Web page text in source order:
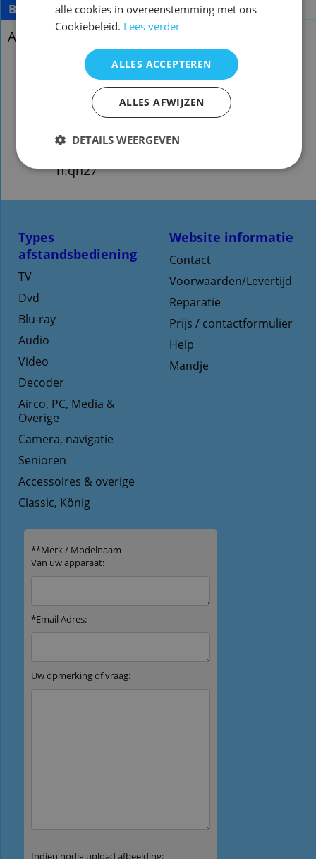
Beschrijving
Afstandsbediening Sherwood rm-cdc-31
Afstandsbediening Sherwood rm-
cdc-31
Voorraad origineel nieuw:2
n.qmt83
n.qh27
Website informatie
Contact
Voorwaarden/Levertijd
Reparatie
Prijs / contactformulier
Help
Mandje
Types
afstandsbediening
TV
Dvd
Blu-ray
Audio
Video
Decoder
Airco, PC, Media &
Overige
Camera, navigatie
Senioren
Accessoires & overige
Classic, König
alle cookies in overeenstemming met ons
Cookiebeleid. Lees verder
ALLES ACCEPTEREN
ALLES AFWIJZEN
DETAILS WEERGEVEN